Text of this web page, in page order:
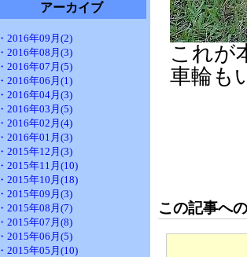
アーカイブ
・2016年09月(2)
・2016年08月(3)
・2016年07月(5)
・2016年06月(1)
・2016年04月(3)
・2016年03月(5)
・2016年02月(4)
・2016年01月(3)
・2015年12月(3)
・2015年11月(10)
・2015年10月(18)
・2015年09月(3)
・2015年08月(7)
・2015年07月(8)
・2015年06月(5)
・2015年05月(10)
これが
車輪も
この記事へ